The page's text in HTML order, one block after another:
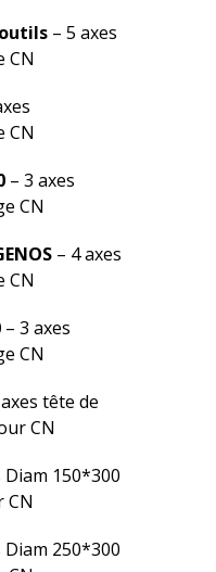
outils – 5 axes
CN
CN
– 3 axes
CN
– 4 axes
CN
– 3 axes
CN
tête de
CN
Diam 150*300
CN
Diam 250*300